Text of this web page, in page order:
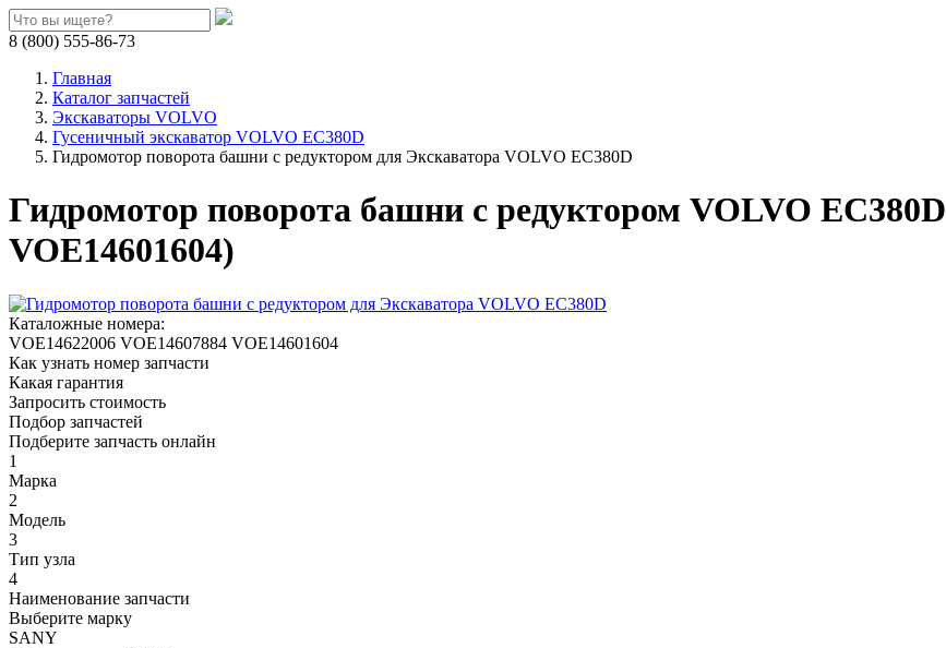
8 (800) 555-86-73
Главная
Каталог запчастей
Экскаваторы VOLVO
Гусеничный экскаватор VOLVO EC380D
Гидромотор поворота башни с редуктором для Экскаватора VOLVO EC380D
Гидромотор поворота башни с редуктором VOLVO
VOE14601604)
Каталожные номера:
VOE14622006 VOE14607884 VOE14601604
Как узнать номер запчасти
Какая гарантия
Запросить стоимость
Подбор запчастей
Подберите запчасть онлайн
1
Марка
2
Модель
3
Тип узла
4
Наименование запчасти
Выберите марку
SANY